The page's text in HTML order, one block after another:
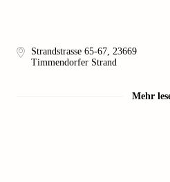
Strandstrasse 65-67, 23669
Timmendorfer Strand
Mehr